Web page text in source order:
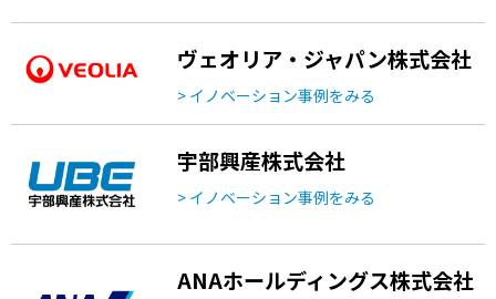
ヴェオリア・ジャパン株式会社
> イノベーション事例をみる
宇部興産株式会社
> イノベーション事例をみる
ANAホールディングス株式会社